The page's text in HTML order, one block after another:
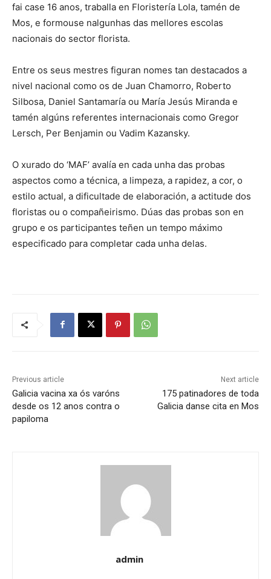
fai case 16 anos, traballa en Floristería Lola, tamén de
Mos, e formouse nalgunhas das mellores escolas
nacionais do sector florista.
Entre os seus mestres figuran nomes tan destacados a
nivel nacional como os de Juan Chamorro, Roberto
Silbosa, Daniel Santamaría ou María Jesús Miranda e
tamén algúns referentes internacionais como Gregor
Lersch, Per Benjamin ou Vadim Kazansky.
O xurado do ‘MAF’ avalía en cada unha das probas
aspectos como a técnica, a limpeza, a rapidez, a cor, o
estilo actual, a dificultade de elaboración, a actitude dos
floristas ou o compañeirismo. Dúas das probas son en
grupo e os participantes teñen un tempo máximo
especificado para completar cada unha delas.
Previous article
Galicia vacina xa ós varóns
desde os 12 anos contra o
papiloma
Next article
175 patinadores de toda
Galicia danse cita en Mos
admin